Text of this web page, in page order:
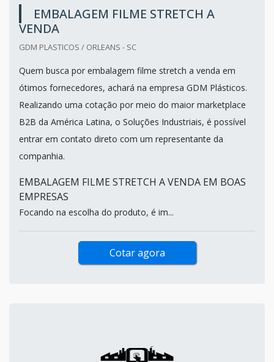
EMBALAGEM FILME STRETCH A
VENDA
GDM PLASTICOS / ORLEANS - SC
Quem busca por embalagem filme stretch a venda em
ótimos fornecedores, achará na empresa GDM Plásticos.
Realizando uma cotação por meio do maior marketplace
B2B da América Latina, o Soluções Industriais, é possível
entrar em contato direto com um representante da
companhia.
EMBALAGEM FILME STRETCH A VENDA EM BOAS
EMPRESAS
Focando na escolha do produto, é im...
Cotar agora